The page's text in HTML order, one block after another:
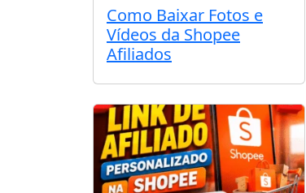
Como Baixar Fotos e
Vídeos da Shopee
Afiliados